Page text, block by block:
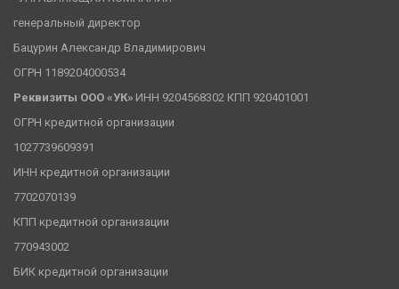
генеральный директор
Бацурин Александр Владимирович
ОГРН 1189204000534
Реквизиты ООО «УК» ИНН 9204568302 КПП 920401001
ОГРН кредитной организации
1027739609391
ИНН кредитной организации
7702070139
КПП кредитной организации
770943002
БИК кредитной организации